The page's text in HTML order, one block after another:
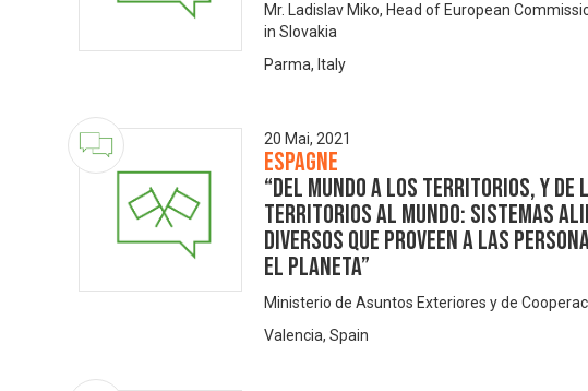
Mr. Ladislav Miko, Head of European
in Slovakia
Parma, Italy
20 Mai, 2021
Espagne
“DEL MUNDO A LOS TERRITORIOS, Y DE
TERRITORIOS AL MUNDO: SISTEMAS
DIVERSOS QUE PROVEEN A LAS
EL PLANETA”
Ministerio de Asuntos Exteriores y de
Valencia, Spain